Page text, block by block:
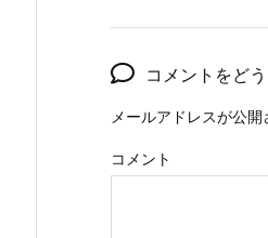
コメントをど
メールアドレスが公開
コメント